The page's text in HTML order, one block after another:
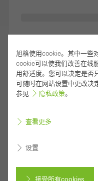
旭格使用cookie。其中一些
cookie可以使我们改善在线
用舒适度。您可以决定是否
可随时在网站设置中更改决
参见
隐私政策。
查看更多
设置
接受所有cookies